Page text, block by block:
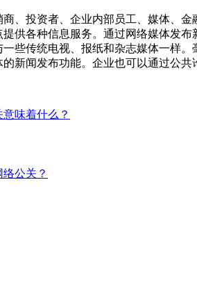
投资者、企业内部员工、媒体、金
供各种信息服务。通过网络媒体发
些传统电视、报纸和杂志媒体一样
新闻发布功能。企业也可以通过公
味着什么？
公关？